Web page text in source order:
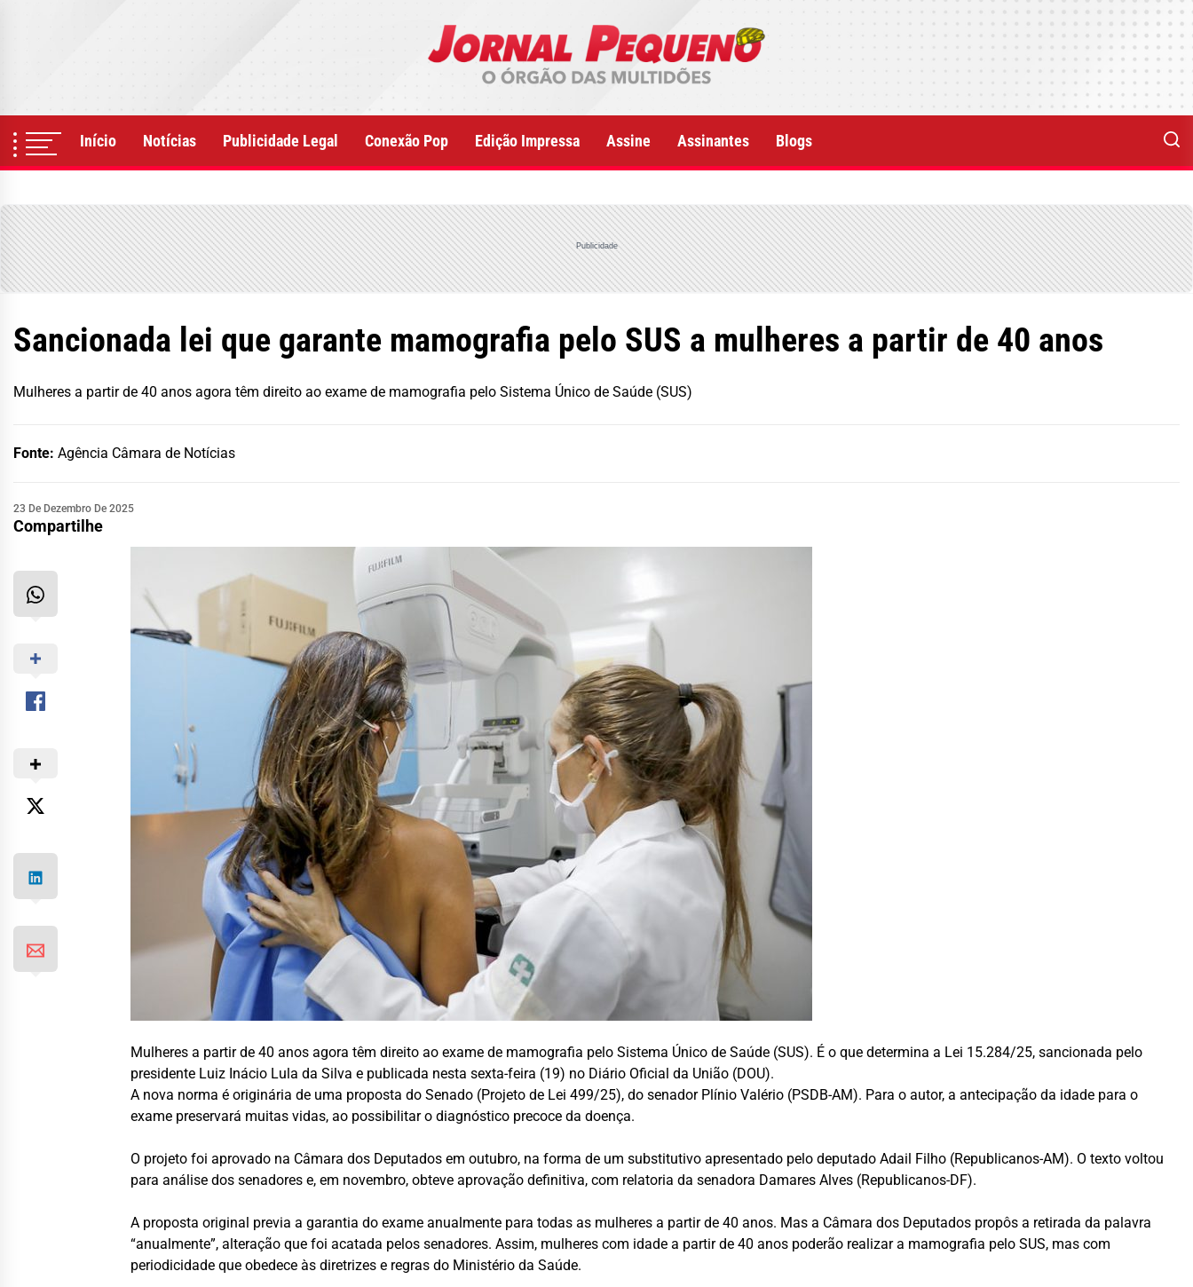
Início Notícias Publicidade Legal Conexão Pop Edição Impressa Assine Assinantes Blogs
Publicidade
Sancionada lei que garante mamografia pelo SUS a mulheres a partir de 40 anos
Mulheres a partir de 40 anos agora têm direito ao exame de mamografia pelo Sistema Único de Saúde (SUS)
Fonte: Agência Câmara de Notícias
23 De Dezembro De 2025
Compartilhe
Mulheres a partir de 40 anos agora têm direito ao exame de mamografia pelo Sistema Único de Saúde (SUS). É o que determina a Lei 15.284/25, sancionada pelo
presidente Luiz Inácio Lula da Silva e publicada nesta sexta-feira (19) no Diário Oficial da União (DOU).
A nova norma é originária de uma proposta do Senado (Projeto de Lei 499/25), do senador Plínio Valério (PSDB-AM). Para o autor, a antecipação da idade para o
exame preservará muitas vidas, ao possibilitar o diagnóstico precoce da doença.
O projeto foi aprovado na Câmara dos Deputados em outubro, na forma de umsubstitutivo apresentado pelo deputado Adail Filho (Republicanos-AM). O texto voltou
para análise dos senadores e, em novembro, obteve aprovação definitiva, com relatoria da senadora Damares Alves (Republicanos-DF).
A proposta original previa a garantia do exame anualmente para todas as mulheres a partir de 40 anos. Mas a Câmara dos Deputados propôs a retirada da palavra
“anualmente”, alteração que foi acatada pelos senadores. Assim, mulheres com idade a partir de 40 anos poderão realizar a mamografia pelo SUS, mas com
periodicidade que obedece às diretrizes e regras do Ministério da Saúde.